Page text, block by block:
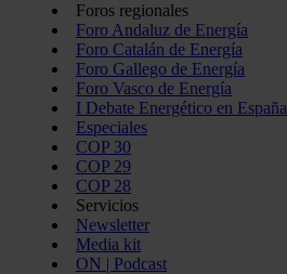
Foros regionales
Foro Andaluz de Energía
Foro Catalán de Energía
Foro Gallego de Energía
Foro Vasco de Energía
I Debate Energético en España
Especiales
COP 30
COP 29
COP 28
Servicios
Newsletter
Media kit
ON | Podcast